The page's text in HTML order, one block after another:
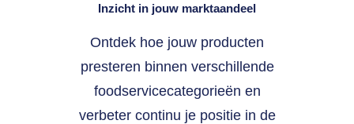
Inzicht in jouw marktaandeel
Ontdek hoe jouw producten
presteren binnen verschillende
foodservicecategorieën en
verbeter continu je positie in de